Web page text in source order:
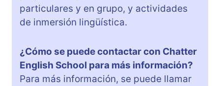
particulares y en grupo, y actividades
de inmersión lingüística.
¿Cómo se puede contactar con Chatter
English School para más información?
Para más información, se puede llamar